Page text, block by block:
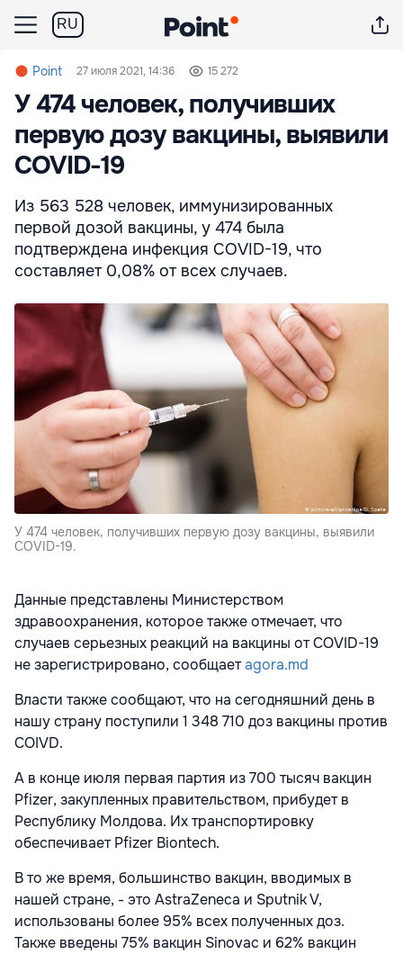
RU
Point 27 июля 2021, 14:36 15 272
У 474 человек, получивших
первую дозу вакцины, выявили
COVID-19
Из 563 528 человек, иммунизированных
первой дозой вакцины, у 474 была
подтверждена инфекция COVID-19, что
составляет 0,08% от всех случаев.
У 474 человек, получивших первую дозу вакцины, выявили
COVID-19.
Данные представлены Министерством
здравоохранения, которое также отмечает, что
случаев серьезных реакций на вакцины от COVID-19
не зарегистрировано, сообщаетagora.md
Власти также сообщают, что на сегодняшний день в
нашу страну поступили 1 348 710 доз вакцины против
COIVD.
А в конце июля первая партия из 700 тысяч вакцин
Pfizer, закупленных правительством, прибудет в
Республику Молдова. Их транспортировку
обеспечивает Pfizer Biontech.
В то же время, большинство вакцин, вводимых в
нашей стране, - это AstraZeneca и Sputnik V,
использованы более 95% всех полученных доз.
Также введены 75% вакцин Sinovac и 62% вакцин